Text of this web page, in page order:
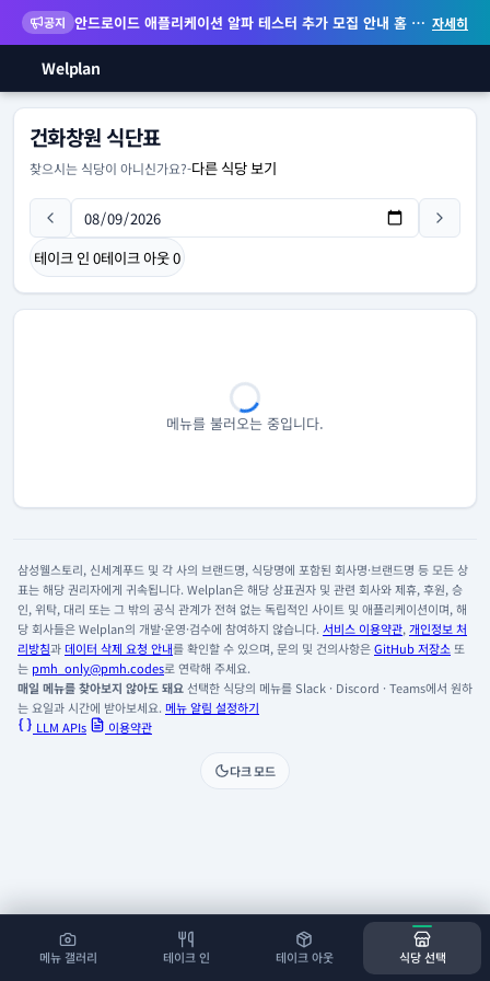
공지 안드로이드 애플리케이션 알파 테스터 추가 모집 안내 홈 화면 위젯 등 지원 자세히
Welplan
메뉴 갤러리 테이크 인 테이크 아웃 식당 선택
건화창원 식단표
찾으시는 식당이 아니신가요?-다른 식당 보기
테이크 인 0테이크 아웃0
메뉴를 불러오는 중입니다.
삼성웰스토리, 신세계푸드 및 각 사의 브랜드명, 식당명에 포함된 회사명·브랜드명 등 모든 상
표는 해당 권리자에게 귀속됩니다. Welplan은 해당 상표권자 및 관련 회사와 제휴, 후원, 승
인, 위탁, 대리 또는 그 밖의 공식 관계가 전혀 없는 독립적인 사이트 및 애플리케이션이며, 해
당 회사들은 Welplan의 개발·운영·검수에 참여하지 않습니다. 서비스 이용약관, 개인정보 처
리방침과데이터 삭제 요청 안내를 확인할 수 있으며, 문의 및 건의사항은GitHub 저장소 또
는 pmh_only@pmh.codes로 연락해 주세요.
매일 메뉴를 찾아보지 않아도 돼요선택한 식당의 메뉴를 Slack · Discord · Teams에서 원하
는 요일과 시간에 받아보세요. 메뉴 알림 설정하기
LLM APIs
이용약관
다크 모드